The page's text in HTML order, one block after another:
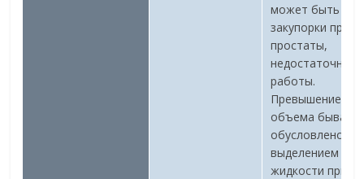
может быть из-
закупорки
простаты,
работы.
Превышение
объема бывает
обусловлено
выделением
жидкости при